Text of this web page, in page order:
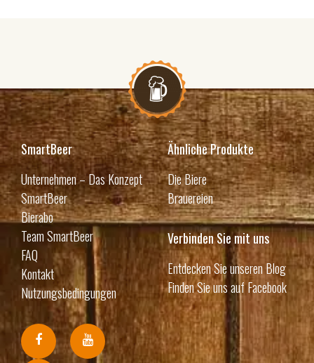
SmartBeer
Unternehmen – Das Konzept
SmartBeer
Bierabo
Team SmartBeer
FAQ
Kontakt
Nutzungsbedingungen
Ähnliche Produkte
Die Biere
Brauereien
Verbinden Sie mit uns
Entdecken Sie unseren Blog
Finden Sie uns auf Facebook